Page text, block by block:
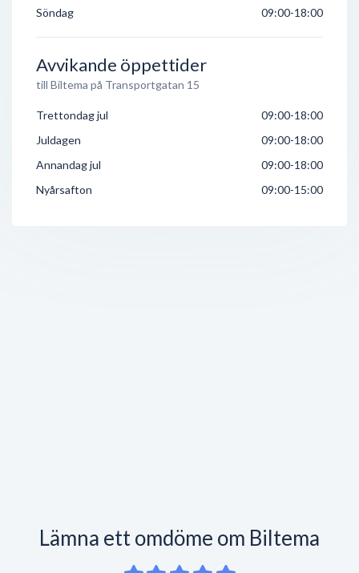
Söndag
09:00-18:00
Avvikande öppettider
till Biltema på Transportgatan 15
Trettondag jul
09:00-18:00
Juldagen
09:00-18:00
Annandag jul
09:00-18:00
Nyårsafton
09:00-15:00
Lämna ett omdöme om Biltema